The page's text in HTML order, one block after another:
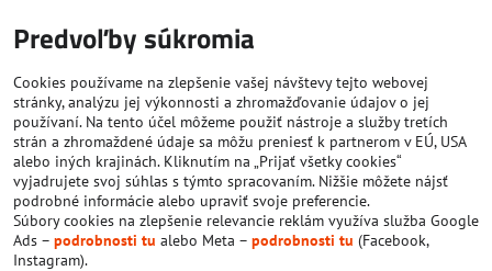
Predvoľby súkromia
Cookies používame na zlepšenie vašej návštevy tejto webovej
stránky, analýzu jej výkonnosti a zhromažďovanie údajov o jej
používaní. Na tento účel môžeme použiť nástroje a služby tretích
strán a zhromaždené údaje sa môžu preniesť k partnerom v EÚ, USA
alebo iných krajinách. Kliknutím na „Prijať všetky cookies“
vyjadrujete svoj súhlas s týmto spracovaním. Nižšie môžete nájsť
podrobné informácie alebo upraviť svoje preferencie.
Súbory cookies na zlepšenie relevancie reklám využíva služba Google
Ads – podrobnosti tu alebo Meta – podrobnosti tu (Facebook,
Instagram).